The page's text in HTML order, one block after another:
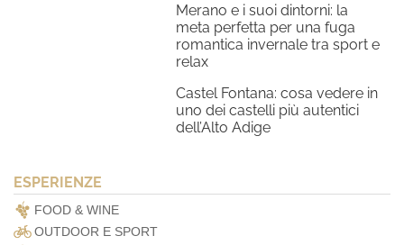
Merano e i suoi dintorni: la
meta perfetta per una fuga
romantica invernale tra sport e
relax
Castel Fontana: cosa vedere in
uno dei castelli più autentici
dell’Alto Adige
ESPERIENZE
FOOD & WINE
OUTDOOR E SPORT